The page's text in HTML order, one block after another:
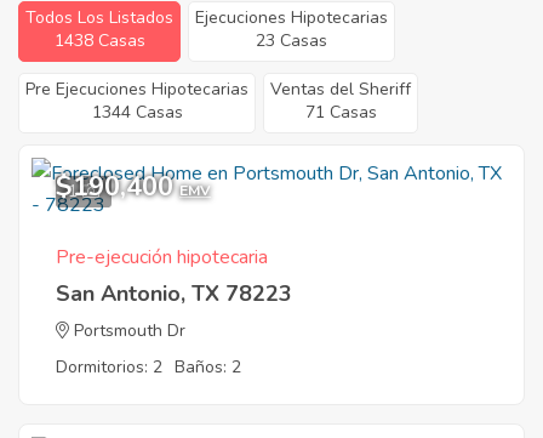
Todos Los Listados
1438 Casas
Ejecuciones Hipotecarias
23 Casas
Pre Ejecuciones Hipotecarias
1344 Casas
Ventas del Sheriff
71 Casas
1
$190,400 EMV
Pre-ejecución hipotecaria
San Antonio, TX 78223
Portsmouth Dr
Dormitorios: 2 Baños: 2